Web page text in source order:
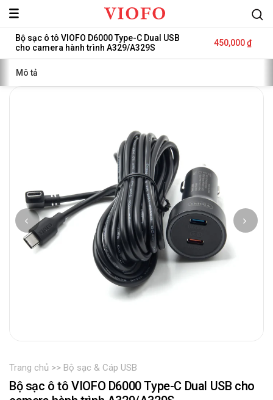
Viofo
Global
Việt
Bộ sạc ô tô VIOFO D6000 Type-C Dual USB
cho camera hành trình A329/A329S
Sale
450,000 ₫
price
Mô tả
Trang chủ Bộ sạc & Cáp USB
Bộ sạc ô tô VIOFO D6000 Type-C Dual USB cho